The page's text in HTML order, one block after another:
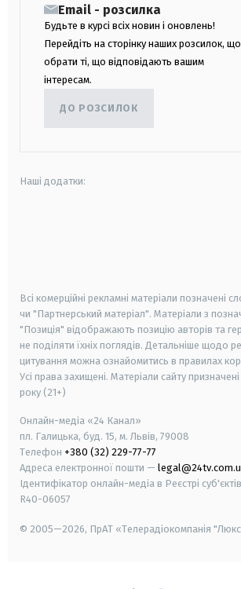
Email - розсилка
Будьте в курсі всіх новин і оновлень!
Перейдіть на сторінку наших розсилок,
обрати ті, що відповідають вашим
інтересам.
ДО РОЗСИЛОК
Наші додатки:
Всі комерційні рекламні матеріали позначені
чи "Партнерський матеріал". Матеріали з
"Позиція" відображають позицію авторів та
не поділяти їхніх поглядів. Детальніше щодо
цитування можна ознайомитись в правилах
Усі права захищені. Матеріали сайту
року (21+)
Онлайн-медіа «24 Канал»
пл. Галицька, буд. 15, м. Львів, 79008
Телефон +380 (32) 229-77-77
Адреса електронної пошти —
Ідентифікатор онлайн-медіа в Реєстрі
R40-06057
© 2005—2026, ПрАТ «Телерадіокомпанія